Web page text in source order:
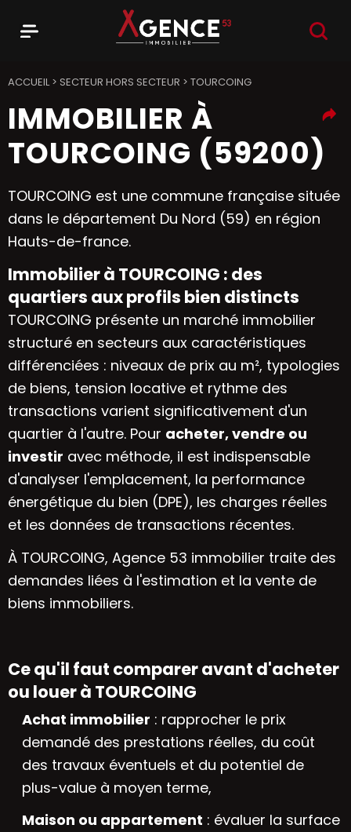
ACCUEIL> SECTEUR HORS SECTEUR > TOURCOING
IMMOBILIER À
TOURCOING (59200)
TOURCOING est une commune française située
dans le département Du Nord (59) en région
Hauts-de-france.
Immobilier à TOURCOING : des
quartiers aux profils bien distincts
TOURCOING présente un marché immobilier
structuré en secteurs aux caractéristiques
différenciées : niveaux de prix au m², typologies
de biens, tension locative et rythme des
transactions varient significativement d'un
quartier à l'autre. Pour acheter, vendre ou
investir avec méthode, il est indispensable
d'analyser l'emplacement, la performance
énergétique du bien (DPE), les charges réelles
et les données de transactions récentes.
À TOURCOING, Agence 53 immobilier traite des
demandes liées à l'estimation et la vente de
biens immobiliers.
Ce qu'il faut comparer avant d'acheter
ou louer à TOURCOING
Achat immobilier : rapprocher le prix
demandé des prestations réelles, du coût
des travaux éventuels et du potentiel de
plus-value à moyen terme,
Maison ou appartement : évaluer la surface